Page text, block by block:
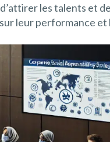
les talents et
leur performance